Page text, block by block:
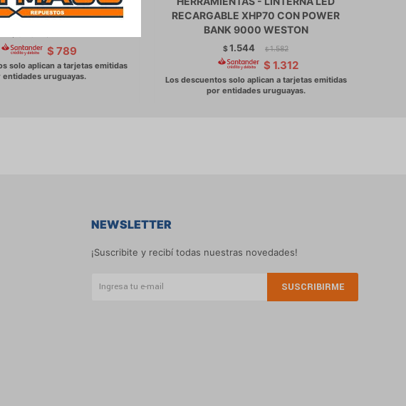
WESTON
$ 789
RECARGABLE XHP70 CON POWER
BANK 9000 WESTON
$1.544 $ 1.582
$ 1.312
NEWSLETTER
¡Suscribite y recibí todas nuestras novedades!
SUSCRIBIRME